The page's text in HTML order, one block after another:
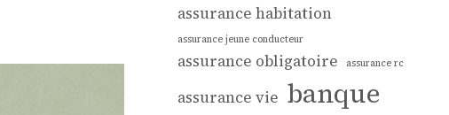
assurance habitation
assurance jeune conducteur
assurance obligatoire assurance rc
assurance vie banque